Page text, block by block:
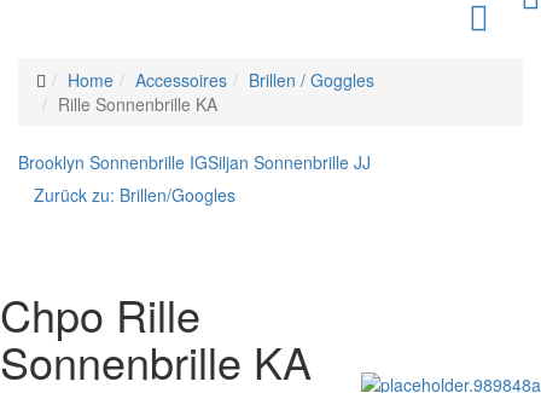
Toggle
Home Accessoires
Brillen / Goggles
Rille Sonnenbrille KA
Brooklyn Sonnenbrille IGSiljan Sonnenbrille JJ
Zurück zu: Brillen/Googles
Chpo Rille
Sonnenbrille KA